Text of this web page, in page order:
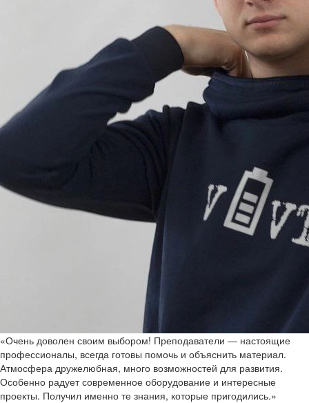
«Очень доволен своим выбором! Преподаватели — настоящие
профессионалы, всегда готовы помочь и объяснить материал.
Атмосфера дружелюбная, много возможностей для развития.
Особенно радует современное оборудование и интересные
проекты. Получил именно те знания, которые пригодились.»